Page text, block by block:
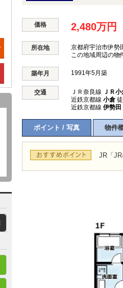
価格 2,480万円
所在地 京都府宇治市伊勢
この地域周辺の物
築年月 1991年5月築
交通 ＪＲ奈良線 ＪＲ
近鉄京都線 小倉
近鉄京都線 伊勢田
ポイント / 写真 物件
JR「